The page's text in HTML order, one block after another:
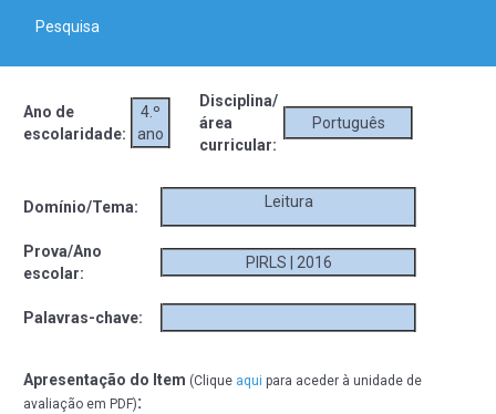
Pesquisa
Ano de
escolaridade:
4.º
ano
Disciplina/
área
curricular:
Português
Domínio/Tema: Leitura
Prova/Ano
escolar:
PIRLS | 2016
Palavras-chave:
Apresentação do Item (Clique aqui para aceder à unidade de
avaliação em PDF):